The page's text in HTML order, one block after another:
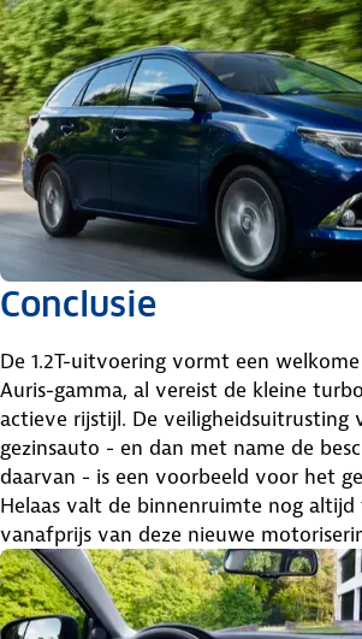
Conclusie
De 1.2T-uitvoering vormt een
Auris-gamma, al vereist de kleine
actieve rijstijl. De veiligheidsuitrusting
gezinsauto - en dan met name de
daarvan - is een voorbeeld voor het
Helaas valt de binnenruimte nog
vanafprijs van deze nieuwe